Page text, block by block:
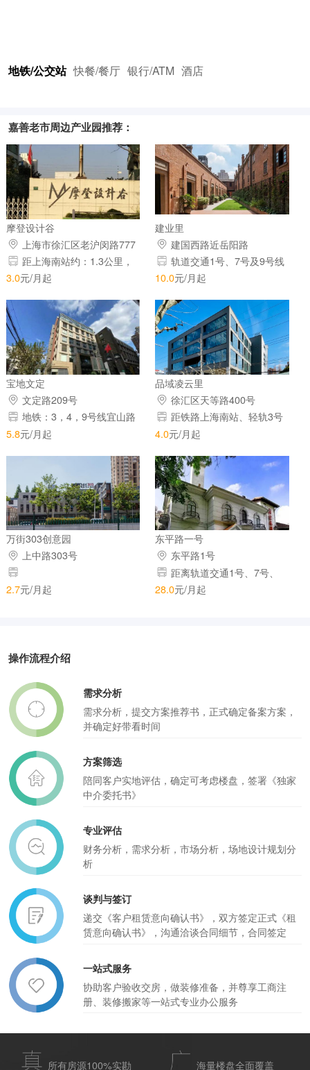
地铁/公交站 快餐/餐厅 银行/ATM 酒店
嘉善老市周边产业园推荐：
摩登设计谷
上海市徐汇区老沪闵路777
号7号楼距上海南站约：1.3公里，
15号线百色路站仅200米
3.0元/月起
建业里
建国西路近岳阳路
轨道交通1号、7号及9号线
10.0元/月起
宝地文定
文定路209号
地铁：3，4，9号线宜山路
站
5.8元/月起
品域凌云里
徐汇区天等路400号
距铁路上海南站、轻轨3号
线上海南站仅1.9KM，距地铁1
号线百色路站约700米左右
4.0元/月起
万街303创意园
上中路303号
2.7元/月起
东平路一号
东平路1号
距离轨道交通1号、7号、
10号线环步行至地铁站仅5分钟
28.0元/月起
操作流程介绍
需求分析
需求分析，提交方案推荐书，正式确定备案方案，
并确定好带看时间
方案筛选
陪同客户实地评估，确定可考虑楼盘，签署《独家
中介委托书》
专业评估
财务分析，需求分析，市场分析，场地设计规划分
析
谈判与签订
递交《客户租赁意向确认书》，双方签定正式《租
赁意向确认书》，沟通洽谈合同细节，合同签定
一站式服务
协助客户验收交房，做装修准备，并尊享工商注
册、装修搬家等一站式专业办公服务
所有房源100%实勘 海量楼盘全面覆盖